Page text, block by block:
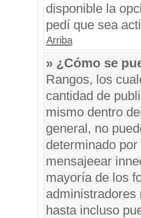
disponible la
pedí que sea
Arriba
» ¿Cómo se
Rangos, los
cantidad de
mismo dentro
general, no
determinado
mensajeear
mayoría de los
administradores
hasta incluso